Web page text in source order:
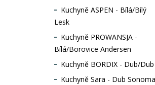
Kuchyně ASPEN - Bílá/Bílý
Lesk
Kuchyně PROWANSJA -
Bílá/Borovice Andersen
Kuchyně BORDIX - Dub/Dub
Kuchyně Sara - Dub Sonoma